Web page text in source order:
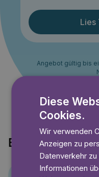
Lies
Angebot gültig bis
Entdecke auch
Diese
Cookies.
Wir verwenden
Anzeigen zu
Datenverkehr
Informationen